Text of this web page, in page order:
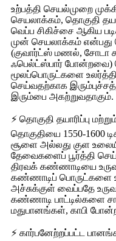
உற்பத்தி செயல்முறை
செயலாக்கம், தொகுதி
வெப்ப சிகிச்சை ஆகிய
முன் செயலாக்கம்
(குவார்ட்ஸ் மணல், சோடா
ஃபெல்ட்ஸ்பார் போன்றவை)
மூலப்பொருட்களை
செய்வதற்காக
இரும்பை அகற்றுவதாகும்.
⚡ தொகுதி தயாரிப்பு
தொகுதியை 1550-1600
சூளை அல்லது குள
தேவைகளைப் பூர்த்தி
திரவக் கண்ணாடியை
கண்ணாடிப் பொருட்களை
அச்சுக்குள் வைப்பதே
கண்ணாடி பாட்டில்களை
மதுபானங்கள், காபி
⚡ கார்பனேற்றப்பட்ட